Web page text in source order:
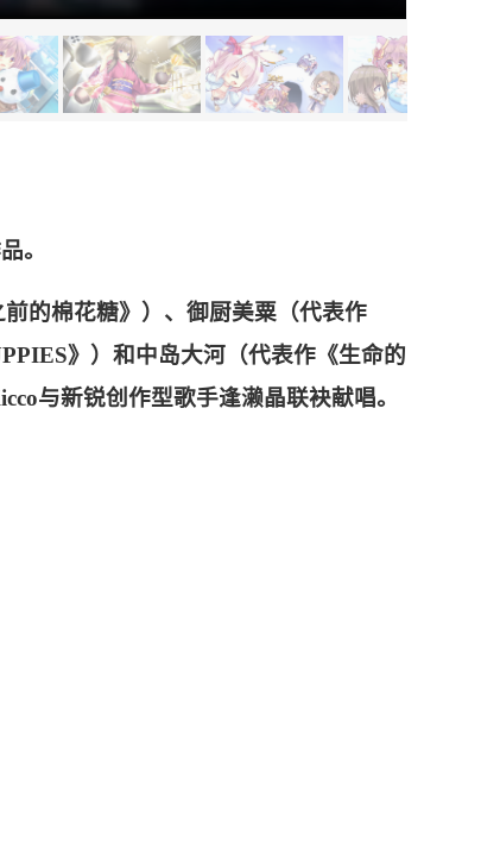
。
的棉花糖》）、御厨美粟（代表作
》）和中岛大河（代表作《生命的
与新锐创作型歌手逢濑晶联袂献唱。